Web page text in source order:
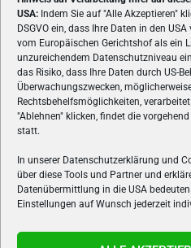
USA: Indem Sie auf "Alle Akzeptieren"
DSGVO ein, dass Ihre Daten in den
vom Europäischen Gerichtshof als ein
unzureichendem Datenschutzniveau
das Risiko, dass Ihre Daten durch US-
Überwachungszwecken,
Rechtsbehelfsmöglichkeiten,
"Ablehnen" klicken, findet die
statt.
In unserer Datenschutzerklärung und
über diese Tools und Partner und
Datenübermittlung in die USA
Einstellungen auf Wunsch jederzeit
ÜBER
VON GAMERN, FÜR GAMER!
Spielemagazin Österreichs und
Reviews und Videos zu PC-
Hardware und aus